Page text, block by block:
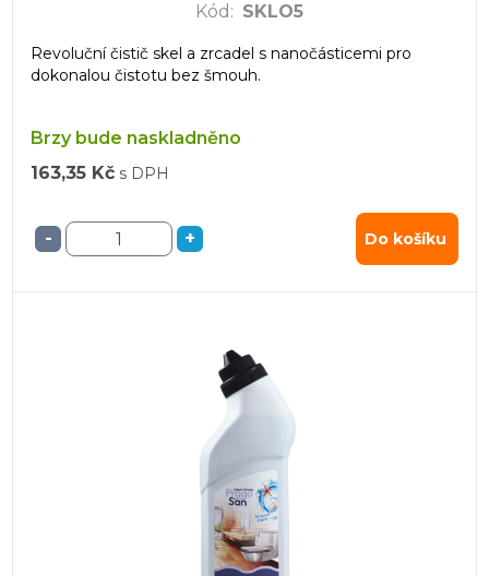
Kód : SKLO5
Revoluční čistič skel a zrcadel s nanočásticemi pro
dokonalou čistotu bez šmouh.
Brzy bude naskladněno
163,35 Kč s DPH
- + Do košíku